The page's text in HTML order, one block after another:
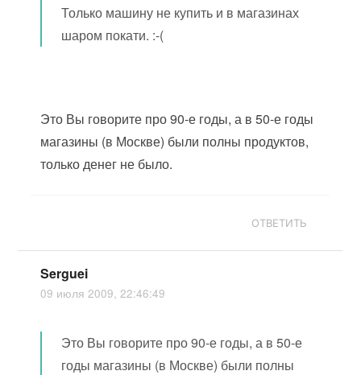
Только машину не купить и в магазинах
шаром покати. :-(
Это Вы говорите про 90-е годы, а в 50-е годы
магазины (в Москве) были полны продуктов,
только денег не было.
ОТВЕТИТЬ
Serguei
09 июля 2009, 22:46:49
Это Вы говорите про 90-е годы, а в 50-е
годы магазины (в Москве) были полны